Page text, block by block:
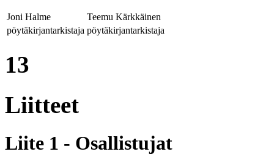
Joni Halme
Teemu Kärkkäinen
pöytäkirjantarkistaja pöytäkirjantarkistaja
13
Liitteet
Liite 1 - Osallistujat